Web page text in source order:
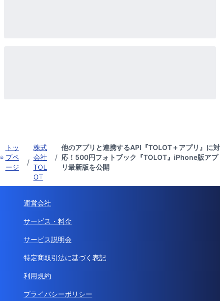
トッ
プペ
ージ
/
株式
会社
TOL
OT
/
他のアプリと連携するAPI『TOLOT＋アプリ』に対
応！500円フォトブック『TOLOT』iPhone版アプ
リ最新版を公開
運営会社
サービス・料金
サービス説明会
特定商取引法に基づく表記
利用規約
プライバシーポリシー